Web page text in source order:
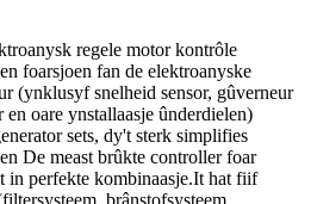
regele motor kontrôle
foarsjoen fan de elektroanyske
(ynklusyf snelheid sensor, gûverneur
oare ynstallaasje ûnderdielen)
sets, dy't sterk simplifies
De meast brûkte controller foar
in perfekte kombinaasje.It hat fiif